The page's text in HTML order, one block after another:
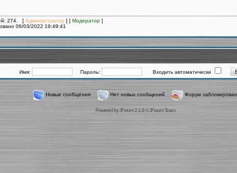
274. [ Администратор ] [ Модератор ]
06/03/2022 19:49:41
Имя: Пароль: Входить автоматически
Новые сообщения Нет новых сообщений Форум заблокирован
Powered byJForum 2.1.9©JForum Team